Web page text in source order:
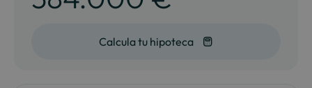
Calcula tu hipoteca